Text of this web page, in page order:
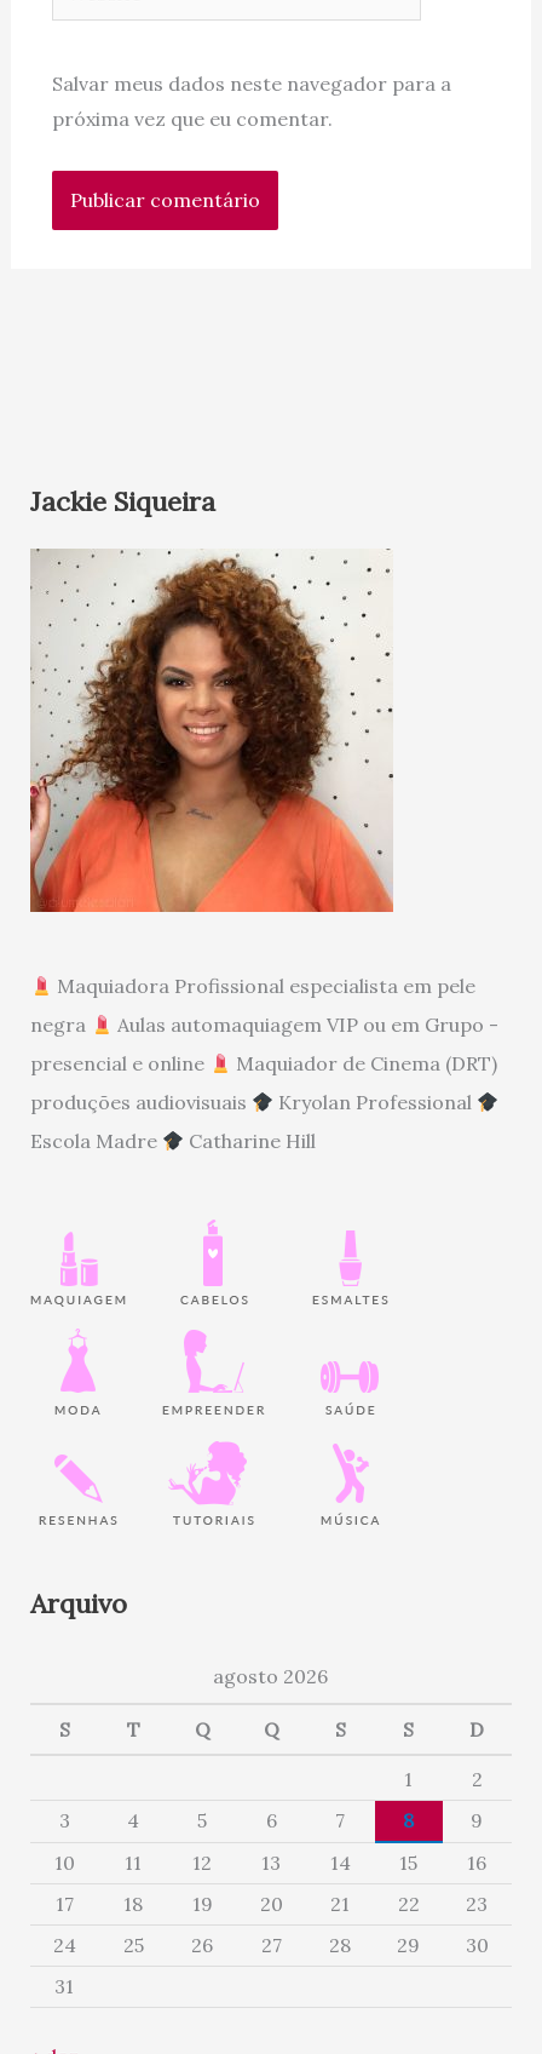
Salvar meus dados neste navegador para a
próxima vez que eu comentar.
Jackie Siqueira
Maquiadora Profissional especialista em pele
negra
Aulas automaquiagem VIP ou em Grupo -
presencial e online
Maquiador de Cinema (DRT)
produções audiovisuais
Kryolan Professional
Escola Madre
Catharine Hill
Arquivo
agosto 2026
S T Q Q S S D
1
2
3
4 5 6 7 8
9
10
11 12 13 14 15
16
17
18 19 20 21 22
23
24
25 26 27 28 29
30
31